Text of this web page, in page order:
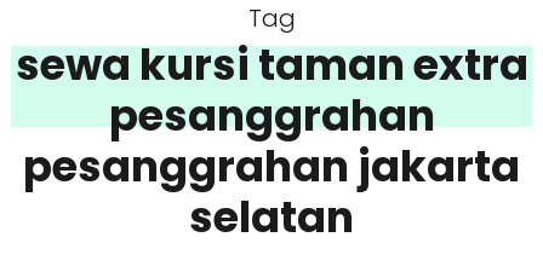
Tag
sewa kursi taman extra
pesanggrahan
pesanggrahan jakarta
selatan